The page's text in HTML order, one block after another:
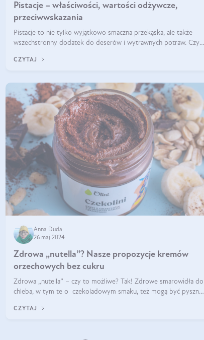
Pistacje – właściwości, wartości odżywcze,
przeciwwskazania
Pistacje to nie tylko wyjątkowo smaczna przekąska, ale także
wszechstronny dodatek do deserów i wytrawnych potraw. Czy
każdy może się ni
CZYTAJ
Anna Duda
26 maj 2024
Zdrowa „nutella”? Nasze propozycje kremów
orzechowych bez cukru
Zdrowa „nutella” – czy to możliwe? Tak! Zdrowe smarowidła do
chleba, w tym te o czekoladowym smaku, też mogą być pyszne.
CZYTAJ